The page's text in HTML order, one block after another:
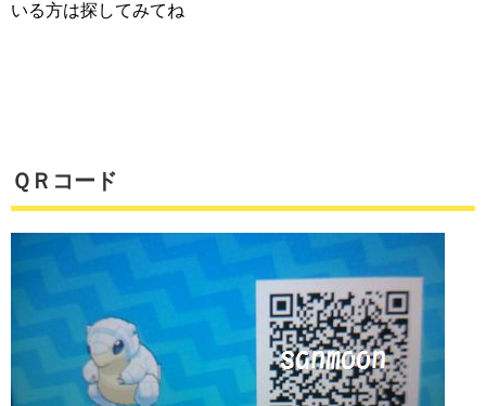
いる方は探してみてね
ＱＲコード